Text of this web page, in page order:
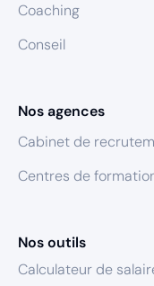
Coaching
Conseil
Nos agences
Cabinet de
Centres de
Nos outils
Calculateur de